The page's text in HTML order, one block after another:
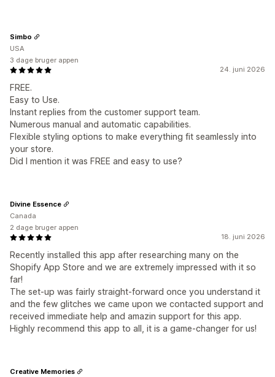
24. juni 2026
FREE.
Easy to Use.
Instant replies from the customer support team.
Numerous manual and automatic capabilities.
Flexible styling options to make everything fit seamlessly into
your store.
Did I mention it was FREE and easy to use?
Simbo
USA
3 dage bruger appen
18. juni 2026
Recently installed this app after researching many on the
Shopify App Store and we are extremely impressed with it so
far!
The set-up was fairly straight-forward once you understand it
and the few glitches we came upon we contacted support and
received immediate help and amazin support for this app.
Highly recommend this app to all, it is a game-changer for us!
Divine Essence
Canada
2 dage bruger appen
Creative Memories